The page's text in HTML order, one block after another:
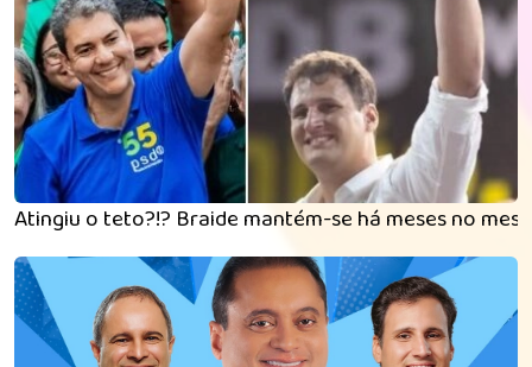
Atingiu o teto?!? Braide mantém-se há meses no